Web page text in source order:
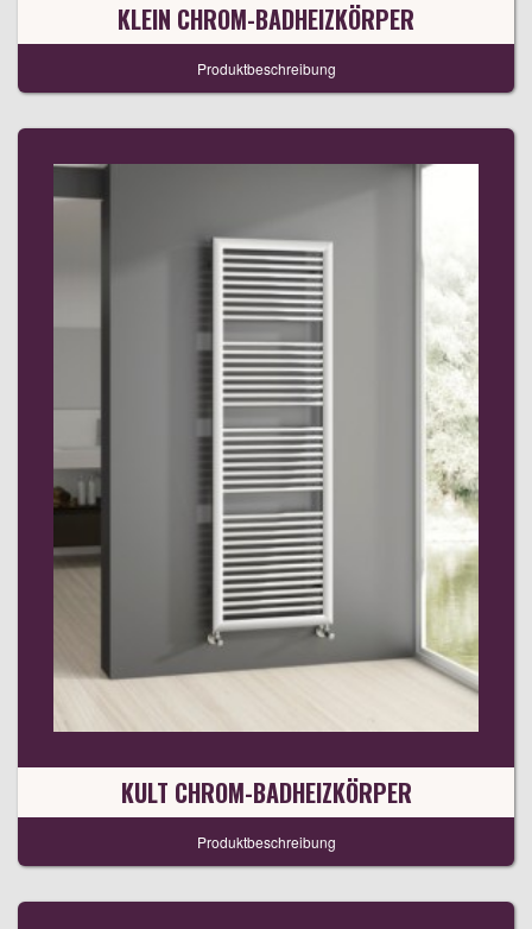
KLEIN CHROM-BADHEIZKÖRPER
Produktbeschreibung
KULT CHROM-BADHEIZKÖRPER
Produktbeschreibung